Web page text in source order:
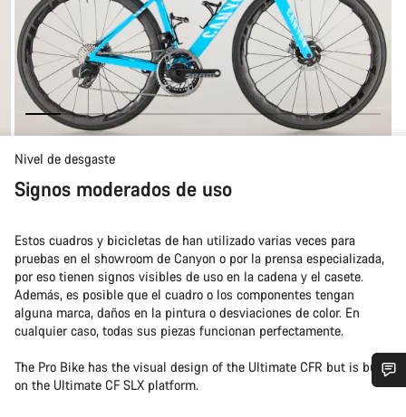
Nivel de desgaste
Signos moderados de uso
Estos cuadros y bicicletas de han utilizado varias veces para
pruebas en el showroom de Canyon o por la prensa especializada,
por eso tienen signos visibles de uso en la cadena y el casete.
Además, es posible que el cuadro o los componentes tengan
alguna marca, daños en la pintura o desviaciones de color. En
cualquier caso, todas sus piezas funcionan perfectamente.
The Pro Bike has the visual design of the Ultimate CFR but is built
on the Ultimate CF SLX platform.